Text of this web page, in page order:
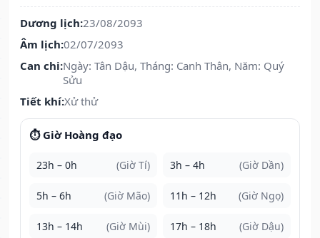
Dương lịch:23/08/2093
Âm lịch:02/07/2093
Can chi:Ngày: Tân Dậu, Tháng: Canh Thân, Năm: Quý
Sửu
Tiết khí:Xử thử
⏱️ Giờ Hoàng đạo
23h – 0h (Giờ Tí) 3h – 4h (Giờ Dần)
5h – 6h (Giờ Mão) 11h – 12h (Giờ Ngọ)
13h – 14h (Giờ Mùi) 17h – 18h (Giờ Dậu)